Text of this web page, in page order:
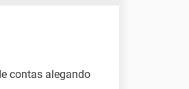
contas alegando